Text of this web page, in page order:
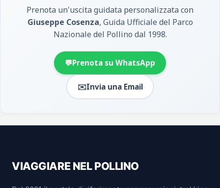
Prenota un'uscita guidata personalizzata con
Giuseppe Cosenza, Guida Ufficiale del Parco
Nazionale del Pollino dal 1998.
💬Prenota su WhatsApp
✉️Invia una Email
VIAGGIARE NEL POLLINO